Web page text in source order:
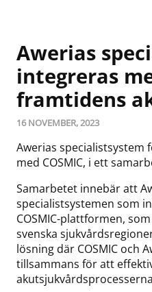
Awerias
integreras
framtidens
16 NOVEMBER, 2023
Awerias specialistsystem
med COSMIC, i ett
Samarbetet innebär att
specialistsystemen som
COSMIC-plattformen,
svenska
lösning där COSMIC och
tillsammans för att